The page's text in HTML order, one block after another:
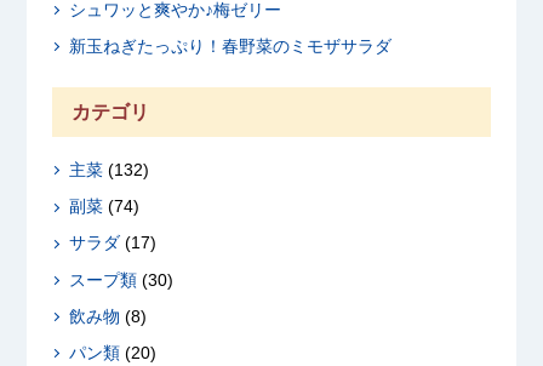
シュワッと爽やか♪梅ゼリー
新玉ねぎたっぷり！春野菜のミモザサラダ
カテゴリ
主菜(132)
副菜(74)
サラダ(17)
スープ類(30)
飲み物 (8)
パン類(20)